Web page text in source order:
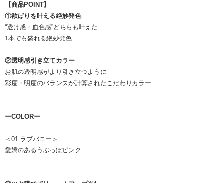
【商品POINT】
①欲ばりを叶える絶妙発色
“透け感・血色感”どちらも叶えた
1本でも盛れる絶妙発色
②透明感引き立てカラー
お肌の透明感がより引き立つように
彩度・明度のバランスが計算されたこだわりカラー
ーCOLORー
＜01 ラブバニー＞
愛嬌のあるうぶっぽピンク